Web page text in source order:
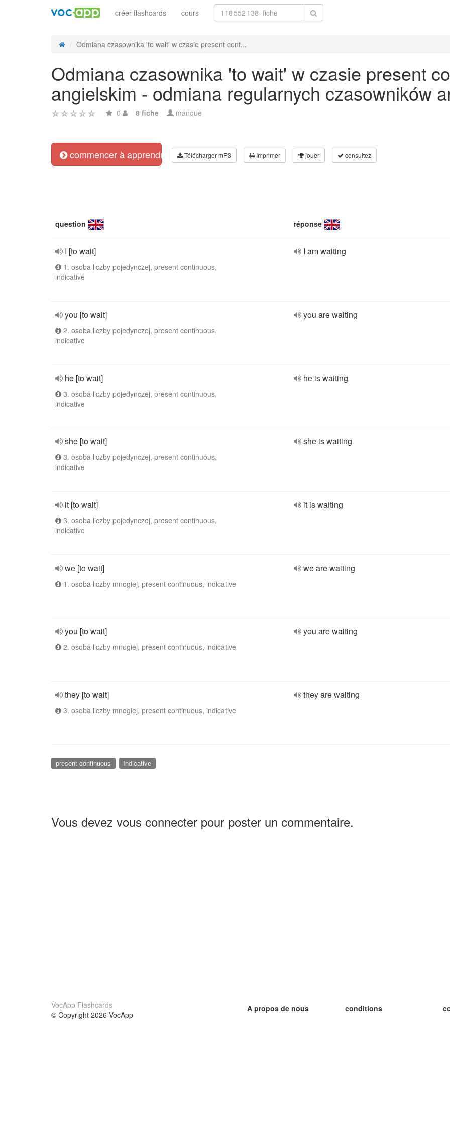
créer flashcards cours
Odmiana czasownika 'to wait' w czasie present cont...
Odmiana czasownika 'to wait' w czasie present
angielskim - odmiana regularnych czasowników
0 8 fiche manque
commencer à apprendre Télécharger mP3 Imprimer jouer consultez
question réponse
I [to wait]
1. osoba liczby pojedynczej, present continuous,
indicative
I am waiting
you [to wait]
2. osoba liczby pojedynczej, present continuous,
indicative
you are waiting
he [to wait]
3. osoba liczby pojedynczej, present continuous,
indicative
he is waiting
she [to wait]
3. osoba liczby pojedynczej, present continuous,
indicative
she is waiting
it [to wait]
3. osoba liczby pojedynczej, present continuous,
indicative
it is waiting
we [to wait]
1. osoba liczby mnogiej, present continuous, indicative
we are waiting
you [to wait]
2. osoba liczby mnogiej, present continuous, indicative
you are waiting
they [to wait]
3. osoba liczby mnogiej, present continuous, indicative
they are waiting
present continuous Indicative
Vous devez vous connecter pour poster un commentaire.
VocApp Flashcards
© Copyright 2026 VocApp
A propos de nous
conditions